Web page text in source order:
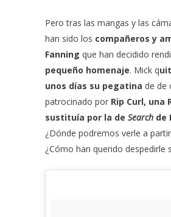
Pero tras las mangas y las
han sido los compañeros y
Fanning que han decidido
pequeño homenaje. Mick q
unos días su pegatina de de
patrocinado por Rip Curl, una
sustituía por la de Search de
¿Dónde podremos verle a
¿Cómo han querido despedirle